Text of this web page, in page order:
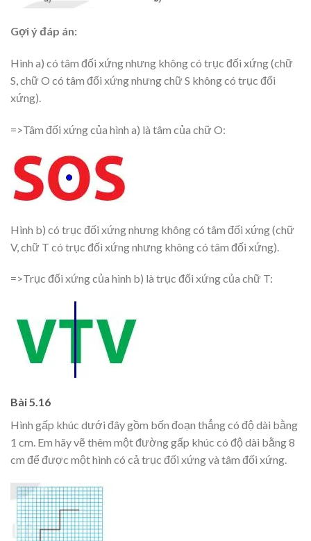
Gợi ý đáp án:
Hình a) có tâm đối xứng nhưng không có trục đối xứng (chữ
S, chữ O có tâm đối xứng nhưng chữ S không có trục đối
xứng).
=>Tâm đối xứng của hình a) là tâm của chữ O:
Hình b) có trục đối xứng nhưng không có tâm đối xứng (chữ
V, chữ T có trục đối xứng nhưng không có tâm đối xứng).
=>Trục đối xứng của hình b) là trục đối xứng của chữ T:
Bài 5.16
Hình gấp khúc dưới đây gồm bốn đoạn thẳng có độ dài bằng
1 cm. Em hãy vẽ thêm một đường gấp khúc có độ dài bằng 8
cm để được một hình có cả trục đối xứng và tâm đối xứng.